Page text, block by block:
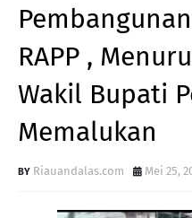
RAPP ,
Wakil Bupati
Memalukan
Riauandalas.com Mei 25,